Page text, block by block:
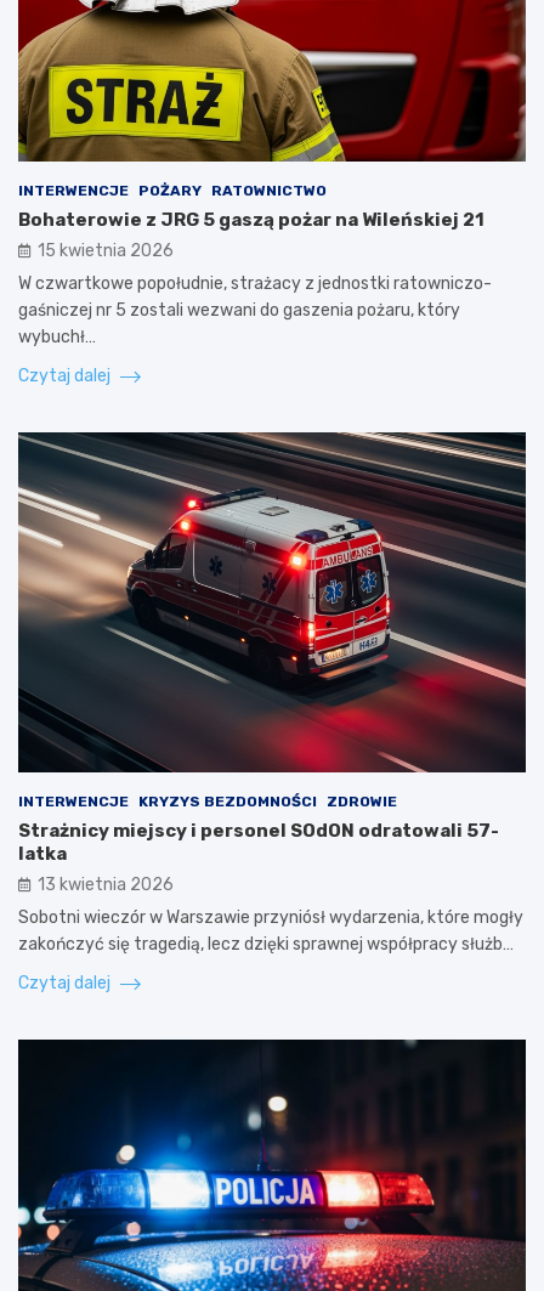
INTERWENCJE POŻARY RATOWNICTWO
Bohaterowie z JRG 5 gaszą pożar na Wileńskiej 21
15 kwietnia 2026
W czwartkowe popołudnie, strażacy z jednostki ratowniczo-
gaśniczej nr 5 zostali wezwani do gaszenia pożaru, który
wybuchł…
Czytaj dalej
INTERWENCJE KRYZYS BEZDOMNOŚCI ZDROWIE
Strażnicy miejscy i personel SOdON odratowali 57-
latka
13 kwietnia 2026
Sobotni wieczór w Warszawie przyniósł wydarzenia, które mogły
zakończyć się tragedią, lecz dzięki sprawnej współpracy służb…
Czytaj dalej